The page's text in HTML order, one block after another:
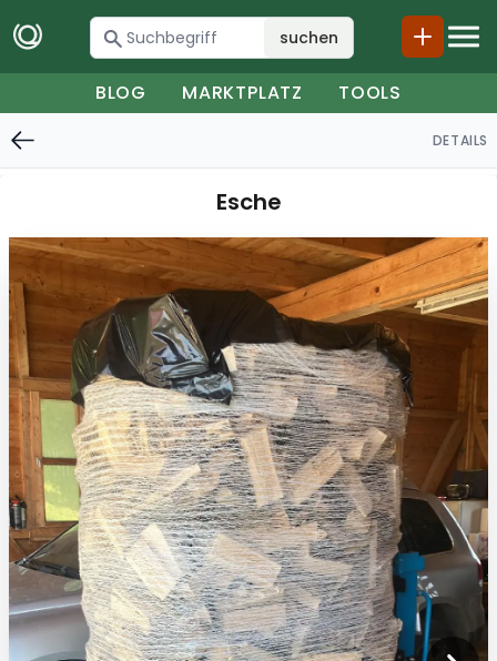
suchen
BLOG MARKTPLATZ TOOLS
DETAILS
Esche